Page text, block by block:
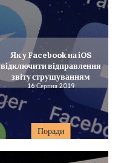
Поради
Як у Facebook на iOS
відключити відправлення
звіту струшуванням
16 Серпня 2019